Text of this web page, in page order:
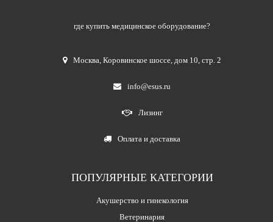
где купить медицинское оборудование?
Москва,Коровинское шоссе, дом 10, стр. 2
info@esus.ru
Лизинг
Оплата и доставка
ПОПУЛЯРНЫЕ КАТЕГОРИИ
Акушерство и гинекология
Ветеринария